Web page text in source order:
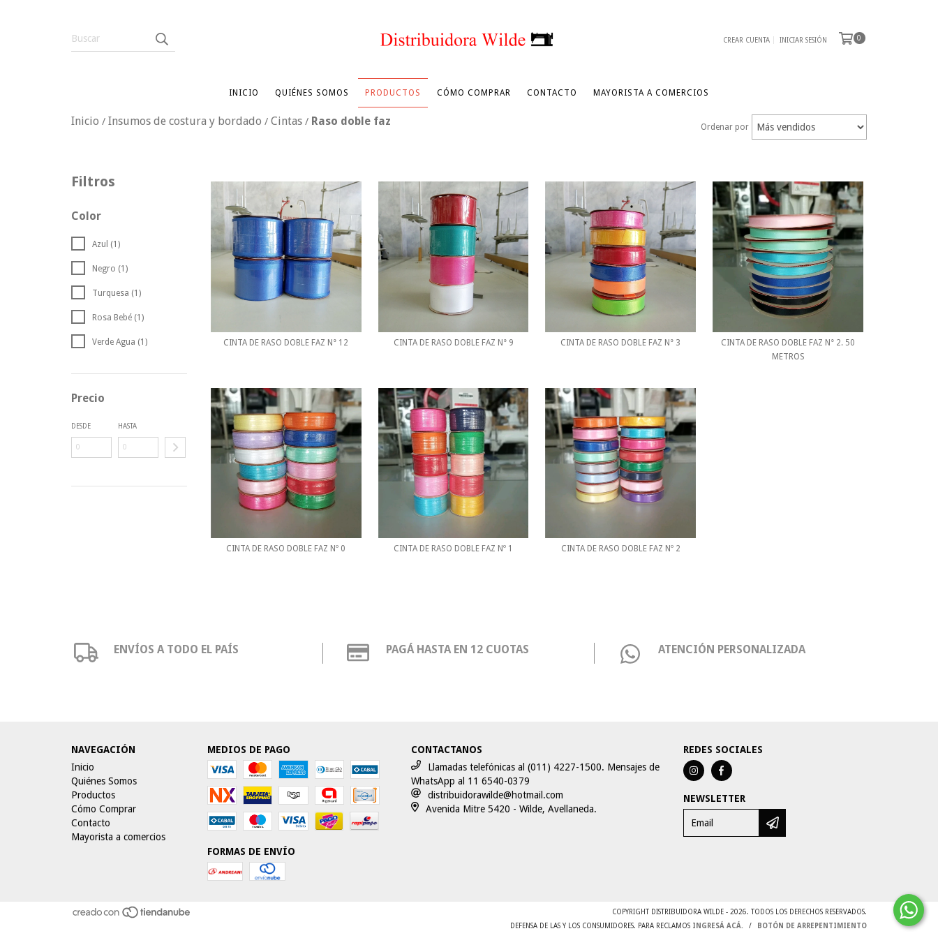
CREAR CUENTA INICIAR SESIÓN 0
INICIO QUIÉNES SOMOS PRODUCTOS CÓMO COMPRAR CONTACTO MAYORISTA A COMERCIOS
Inicio / Insumos de costura y bordado / Cintas / Raso doble faz Ordenar por
Filtros
Color
Azul (1)
Negro (1)
Turquesa (1)
Rosa Bebé (1)
Verde Agua (1)
Precio
DESDE HASTA
CINTA DE RASO DOBLE FAZ N° 12 CINTA DE RASO DOBLE FAZ N° 9 CINTA DE RASO DOBLE FAZ N° 3
CINTA DE RASO DOBLE FAZ N° 2. 50
METROS
CINTA DE RASO DOBLE FAZ Nº 0 CINTA DE RASO DOBLE FAZ Nº 1 CINTA DE RASO DOBLE FAZ Nº 2
ENVÍOS A TODO EL PAÍS PAGÁ HASTA EN 12 CUOTAS ATENCIÓN PERSONALIZADA
NAVEGACIÓN
Inicio
Quiénes Somos
Productos
Cómo Comprar
Contacto
Mayorista a comercios
MEDIOS DE PAGO
FORMAS DE ENVÍO
CONTACTANOS
Llamadas telefónicas al (011) 4227-1500. Mensajes de
WhatsApp al 11 6540-0379
distribuidorawilde@hotmail.com
Avenida Mitre 5420 - Wilde, Avellaneda.
REDES SOCIALES
NEWSLETTER
COPYRIGHT DISTRIBUIDORA WILDE - 2026. TODOS LOS DERECHOS RESERVADOS.
DEFENSA DE LAS Y LOS CONSUMIDORES. PARA RECLAMOS INGRESÁ ACÁ. / BOTÓN DE ARREPENTIMIENTO